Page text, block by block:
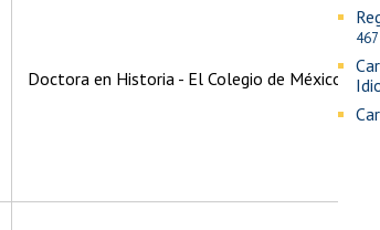
Doctora en Historia - El Colegio de México